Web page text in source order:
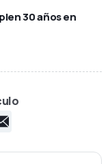
30 años en